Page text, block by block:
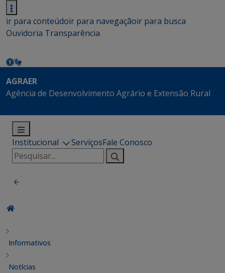
ir para conteúdoir para navegaçãoir para busca
Ouvidoria Transparência
AGRAER
Agência de Desenvolvimento Agrário e Extensão Rural
Institucional ServiçosFale Conosco
Pesquisar
por:
Informativos
Notícias